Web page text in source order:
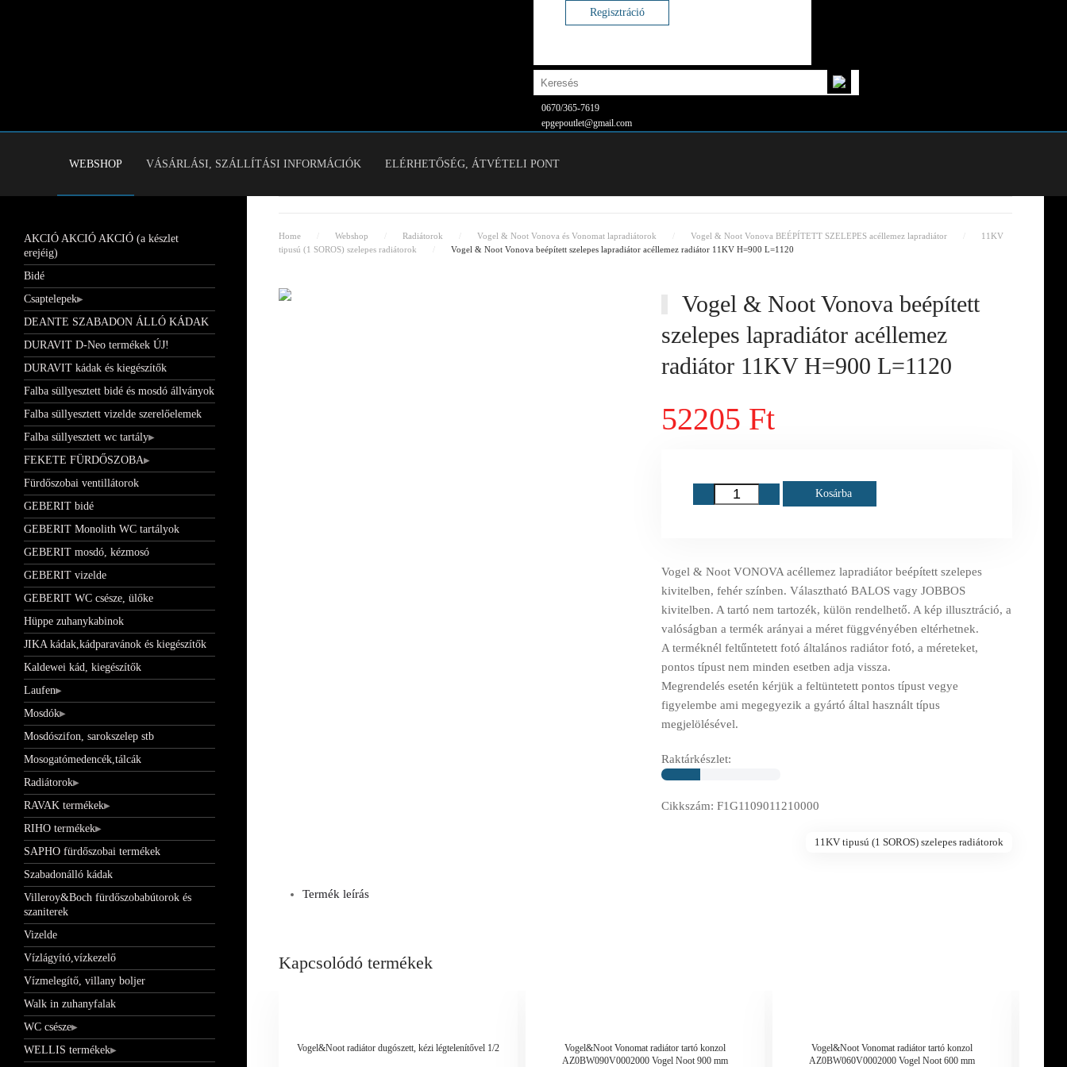
Regisztráció
0670/365-7619
epgepoutlet@gmail.com
WEBSHOP VÁSÁRLÁSI, SZÁLLÍTÁSI INFORMÁCIÓK ELÉRHETŐSÉG, ÁTVÉTELI PONT
Home Webshop Radiátorok Vogel & Noot Vonova és Vonomat lapradiátorok Vogel & Noot Vonova BEÉPÍTETT SZELEPES acéllemez lapradiátor
11KV
tipusú (1 SOROS) szelepes radiátorok
Vogel & Noot Vonova beépített szelepes lapradiátor acéllemez radiátor 11KV H=900 L=1120
Vogel & Noot Vonova beépített
szelepes lapradiátor acéllemez
radiátor 11KV H=900 L=1120
52205 Ft
Kosárba
Vogel & Noot VONOVA acéllemez lapradiátor beépített szelepes
kivitelben, fehér színben. Választható BALOS vagy JOBBOS
kivitelben. A tartó nem tartozék, külön rendelhető. A kép illusztráció, a
valóságban a termék arányai a méret függvényében eltérhetnek.
A terméknél feltűntetett fotó általános radiátor fotó, a méreteket,
pontos típust nem minden esetben adja vissza.
Megrendelés esetén kérjük a feltüntetett pontos típust vegye
figyelembe ami megegyezik a gyártó által használt típus
megjelölésével.
Raktárkészlet:
Cikkszám: F1G1109011210000
11KV tipusú (1 SOROS) szelepes radiátorok
Termék leírás
Kapcsolódó termékek
Vogel&Noot radiátor dugószett, kézi légtelenítővel 1/2
Vogel&Noot Vonomat radiátor tartó konzol
AZ0BW090V0002000 Vogel Noot 900 mm
Vogel&Noot Vonomat radiátor tartó konzol
AZ0BW060V0002000 Vogel Noot 600 mm
AKCIÓ AKCIÓ AKCIÓ (a készlet
erejéig)
Bidé
Csaptelepek
DEANTE SZABADON ÁLLÓ KÁDAK
DURAVIT D-Neo termékek ÚJ!
DURAVIT kádak és kiegészítők
Falba süllyesztett bidé és mosdó állványok
Falba süllyesztett vizelde szerelőelemek
Falba süllyesztett wc tartály
FEKETE FÜRDŐSZOBA
Fürdőszobai ventillátorok
GEBERIT bidé
GEBERIT Monolith WC tartályok
GEBERIT mosdó, kézmosó
GEBERIT vizelde
GEBERIT WC csésze, ülőke
Hüppe zuhanykabinok
JIKA kádak,kádparavánok és kiegészítők
Kaldewei kád, kiegészítők
Laufen
Mosdók
Mosdószifon, sarokszelep stb
Mosogatómedencék,tálcák
Radiátorok
RAVAK termékek
RIHO termékek
SAPHO fürdőszobai termékek
Szabadonálló kádak
Villeroy&Boch fürdőszobabútorok és
szaniterek
Vizelde
Vízlágyító,vízkezelő
Vízmelegítő, villany boljer
Walk in zuhanyfalak
WC csésze
WELLIS termékek